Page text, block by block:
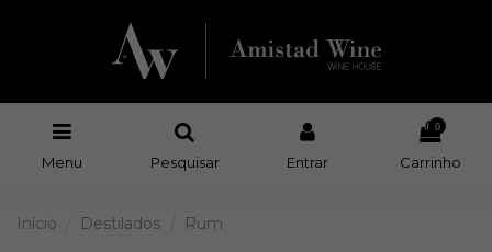
Menu Pesquisar Entrar
0
Carrinho
Início Destilados Rum